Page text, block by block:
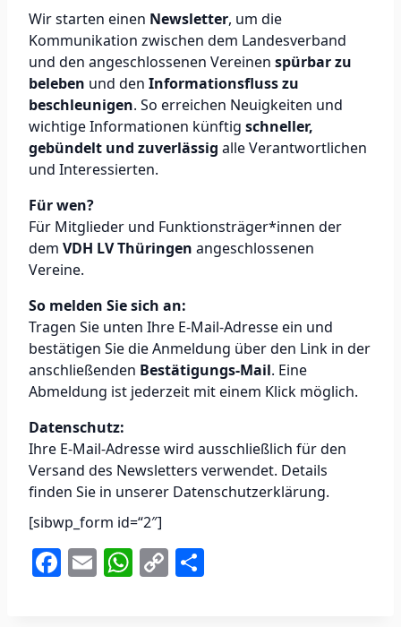
Wir starten einen Newsletter, um die
Kommunikation zwischen dem Landesverband
und den angeschlossenen Vereinen spürbar zu
beleben und den Informationsfluss zu
beschleunigen. So erreichen Neuigkeiten und
wichtige Informationen künftig schneller,
gebündelt und zuverlässig alle Verantwortlichen
und Interessierten.
Für wen?
Für Mitglieder und Funktionsträger*innen der
dem VDH LV Thüringen angeschlossenen
Vereine.
So melden Sie sich an:
Tragen Sie unten Ihre E-Mail-Adresse ein und
bestätigen Sie die Anmeldung über den Link in der
anschließenden Bestätigungs-Mail. Eine
Abmeldung ist jederzeit mit einem Klick möglich.
Datenschutz:
Ihre E-Mail-Adresse wird ausschließlich für den
Versand des Newsletters verwendet. Details
finden Sie in unserer Datenschutzerklärung.
[sibwp_form id=“2″]
F E W C